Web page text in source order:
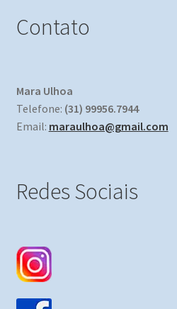
Contato
Mara Ulhoa
Telefone: (31) 99956.7944
Email: maraulhoa@gmail.com
Redes Sociais